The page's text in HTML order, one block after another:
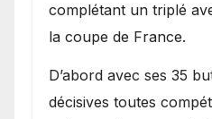
complétant un triplé
la coupe de France.
D’abord avec ses 35
décisives toutes